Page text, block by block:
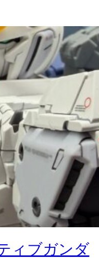
ィブガンダ